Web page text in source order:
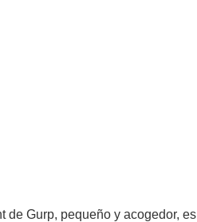
de Gurp, pequeño y acogedor,